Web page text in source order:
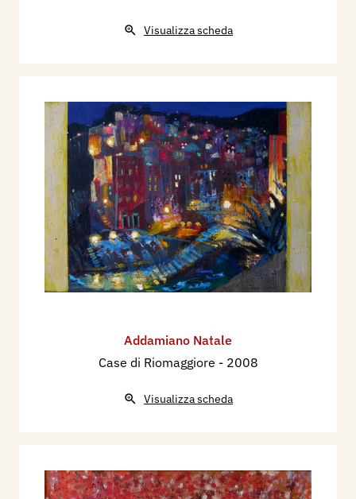
Visualizza scheda
Addamiano Natale
Case di Riomaggiore - 2008
Visualizza scheda